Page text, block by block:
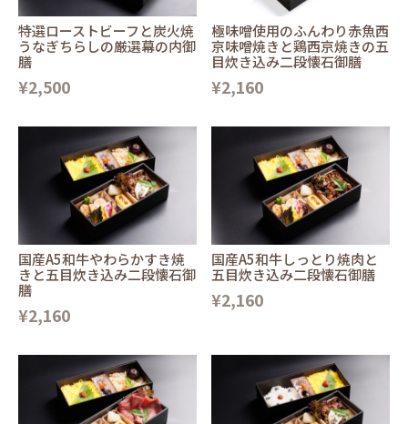
特選ローストビーフと炭火焼
うなぎちらしの厳選幕の内御
膳
¥2,500
極味噌使用のふんわり赤魚西
京味噌焼きと鶏西京焼きの五
目炊き込み二段懐石御膳
¥2,160
国産A5和牛やわらかすき焼
きと五目炊き込み二段懐石御
膳
¥2,160
国産A5和牛しっとり焼肉と
五目炊き込み二段懐石御膳
¥2,160